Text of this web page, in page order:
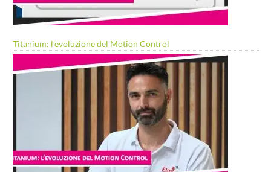
Titanium: l’evoluzione del Motion Control